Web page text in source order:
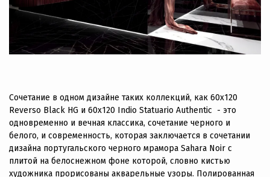
Сочетание в одном дизайне таких коллекций, как 60x120
Reverso Black HG и 60х120 Indio Statuario Authentic - это
одновременно и вечная классика, сочетание черного и
белого, и современность, которая заключается в сочетании
дизайна португальского черного мрамора Sahara Noir с
плитой на белоснежном фоне которой, словно кистью
художника прорисованы акварельные узоры. Полированная